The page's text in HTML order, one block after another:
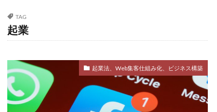
TAG
起業
起業法、Web集客仕組み化、ビジネス構築
タグ
集客
ドラッカー
実態
マーケティング
挫折
口コミ
コンサル
起業したい
Facebook広告